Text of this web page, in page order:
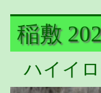
稲敷
ハイイ